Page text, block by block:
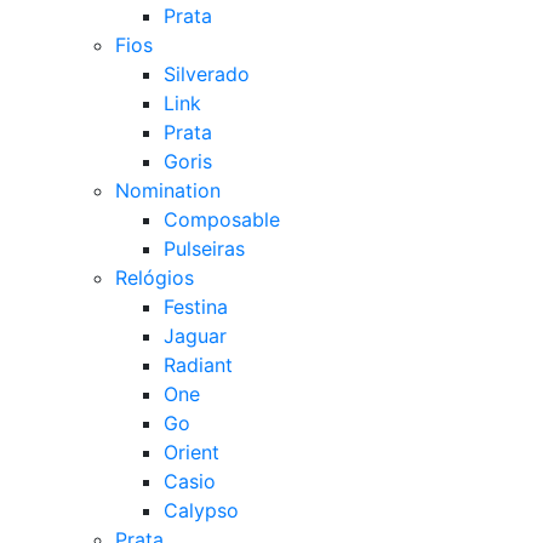
Prata
Fios
Silverado
Link
Prata
Goris
Nomination
Composable
Pulseiras
Relógios
Festina
Jaguar
Radiant
One
Go
Orient
Casio
Calypso